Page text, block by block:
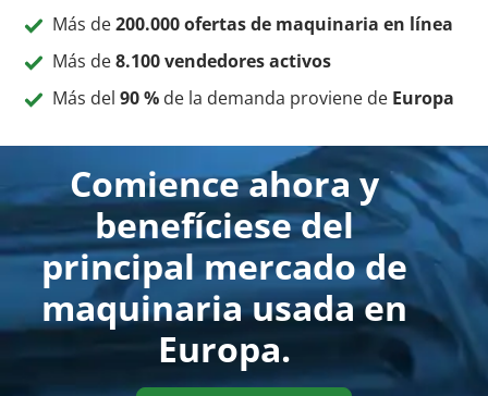
Más de200.000 ofertas de maquinaria en línea
Más de8.100 vendedores activos
Más del 90 % de la demanda proviene de Europa
Comience ahora y
benefíciese del
principal mercado de
maquinaria usada en
Europa.